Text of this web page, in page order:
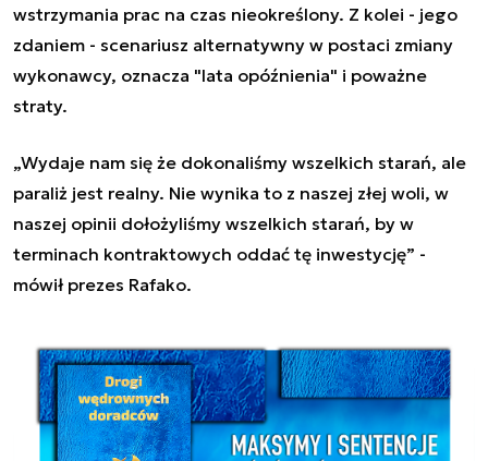
wstrzymania prac na czas nieokreślony. Z kolei - jego
zdaniem - scenariusz alternatywny w postaci zmiany
wykonawcy, oznacza "lata opóźnienia" i poważne
straty.
„Wydaje nam się że dokonaliśmy wszelkich starań, ale
paraliż jest realny. Nie wynika to z naszej złej woli, w
naszej opinii dołożyliśmy wszelkich starań, by w
terminach kontraktowych oddać tę inwestycję” -
mówił prezes Rafako.